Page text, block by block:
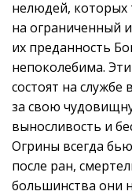
нелюдей, которых
на ограниченный
их преданность
непоколебима.
состоят на
за свою
выносливость и
Огрины всегда
после ран,
большинства они